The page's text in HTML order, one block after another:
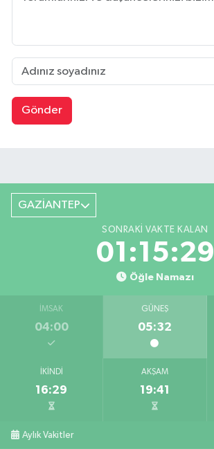
Gönder
GAZİANTEP
SONRAKI VAKTE KALAN
01:15:28
Öğle Namazı
İMSAK
04:00
GÜNEŞ
05:32
İKINDI
16:29
AKŞAM
19:41
Aylık Vakitler